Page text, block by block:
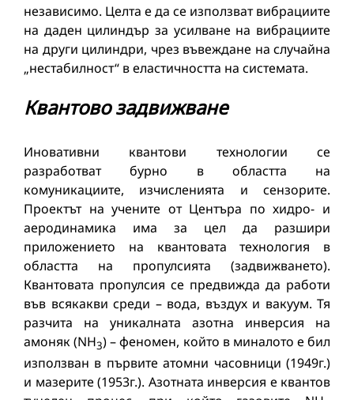
независимо. Целта е да се използват вибрациите
на даден цилиндър за усилване на вибрациите
на други цилиндри, чрез въвеждане на случайна
„нестабилност“ в еластичността на системата.
Квантово задвижване
Иновативни квантови технологии се
разработват бурно в областта на
комуникациите, изчисленията и сензорите.
Проектът на учените от Центъра по хидро- и
аеродинамика има за цел да разшири
приложението на квантовата технология в
областта на пропулсията (задвижването).
Квантовата пропулсия се предвижда да работи
във всякакви среди – вода, въздух и вакуум. Тя
разчита на уникалната азотна инверсия на
амоняк (NH3) – феномен, който в миналото е бил
използван в първите атомни часовници (1949г.)
и мазерите (1953г.). Азотната инверсия е квантов